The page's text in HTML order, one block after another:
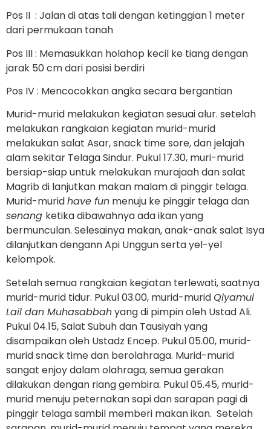
Pos II : Jalan di atas tali dengan ketinggian 1 meter
dari permukaan tanah
Pos III : Memasukkan holahop kecil ke tiang dengan
jarak 50 cm dari posisi berdiri
Pos IV : Mencocokkan angka secara bergantian
Murid-murid melakukan kegiatan sesuai alur. setelah
melakukan rangkaian kegiatan murid-murid
melakukan salat Asar, snack time sore, dan jelajah
alam sekitar Telaga Sindur. Pukul 17.30, muri-murid
bersiap-siap untuk melakukan murajaah dan salat
Magrib di lanjutkan makan malam di pinggir telaga.
Murid-muridhave fun menuju ke pinggir telaga dan
senang ketika dibawahnya ada ikan yang
bermunculan. Selesainya makan, anak-anak salat Isya
dilanjutkan dengann Api Unggun serta yel-yel
kelompok.
Setelah semua rangkaian kegiatan terlewati, saatnya
murid-murid tidur. Pukul 03.00, murid-muridQiyamul
Lail dan Muhasabbahyang di pimpin oleh Ustad Ali.
Pukul 04.15, Salat Subuh dan Tausiyah yang
disampaikan oleh Ustadz Encep. Pukul 05.00, murid-
murid snack time dan berolahraga. Murid-murid
sangat enjoy dalam olahraga, semua gerakan
dilakukan dengan riang gembira. Pukul 05.45, murid-
murid menuju peternakan sapi dan sarapan pagi di
pinggir telaga sambil memberi makan ikan. Setelah